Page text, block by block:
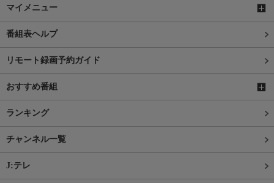
マイメニュー
番組表ヘルプ
リモート録画予約ガイド
おすすめ番組
ランキング
チャンネル一覧
J:テレ